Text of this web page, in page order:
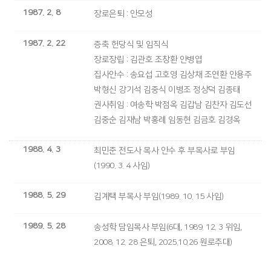
1987. 2. 8 장로은퇴 : 안모성
1987. 2. 22
증축 헌당식 및 임직식
장로장립 : 김관호 조창환 안병엽
집사안수 : 송요섭 고호영 김상채 조연환 안용주
박형신 강기석 김중식 이병조 정상덕 김종태
권사취임 : 여송학 박점옥 김갑남 김찬자 김도선
김중순 김재남 박홍례 임동현 김금호 김경옥
1988. 4. 3
최민준 전도사 목사 안수 후 부목사로 부임
(1990. 3. 4 사임)
1988. 5. 29 김계택 부목사 부임(1989. 10. 15 사임)
1989. 5. 28
송성학 담임목사 부임(6대, 1989. 12. 3 위임,
2008. 12. 28 은퇴, 2025.10.26 원로추대)